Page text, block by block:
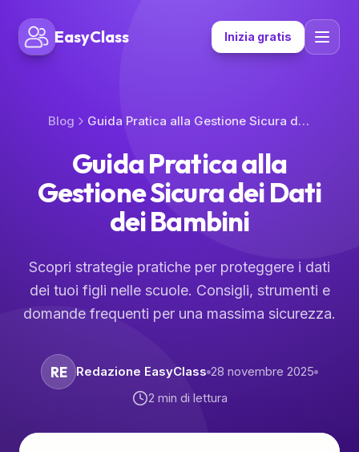
EasyClass Inizia gratis
Blog Guida Pratica alla Gestione Sicura dei Dati dei Bambini
Guida Pratica alla
Gestione Sicura dei Dati
dei Bambini
Scopri strategie pratiche per proteggere i dati
dei tuoi figli nelle scuole. Consigli, strumenti e
domande frequenti per una massima sicurezza.
RE Redazione EasyClass 28 novembre 2025
2 min di lettura